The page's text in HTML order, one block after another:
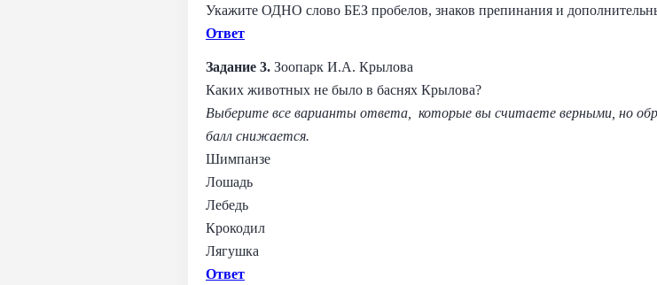
Укажите ОДНО слово БЕЗ пробелов, знаков препинания и
Ответ
Задание 3. Зоопарк И.А. Крылова
Каких животных не было в баснях Крылова?
Выберите все варианты ответа, которые вы считаете верными, но
балл снижается.
Шимпанзе
Лошадь
Лебедь
Крокодил
Лягушка
Ответ